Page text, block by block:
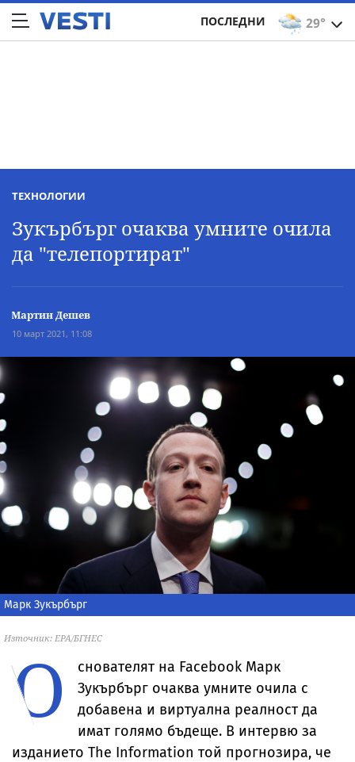
29°
ПОСЛЕДНИ
ТЕХНОЛОГИИ
Зукърбърг очаква умните очила
да "телепортират"
Мартин Дешев
10 март 2021, 11:08
Марк Зукърбърг
Източник: EPA/БГНЕС
О
снователят на Facebook Марк
Зукърбърг очаква умните очила с
добавена и виртуална реалност да
имат голямо бъдеще. В интервю за
изданието The Information той прогнозира, че